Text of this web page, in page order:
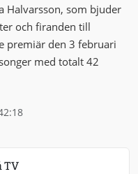
Halvarsson, som bjuder
och firanden till
premiär den 3 februari
med totalt 42
TV